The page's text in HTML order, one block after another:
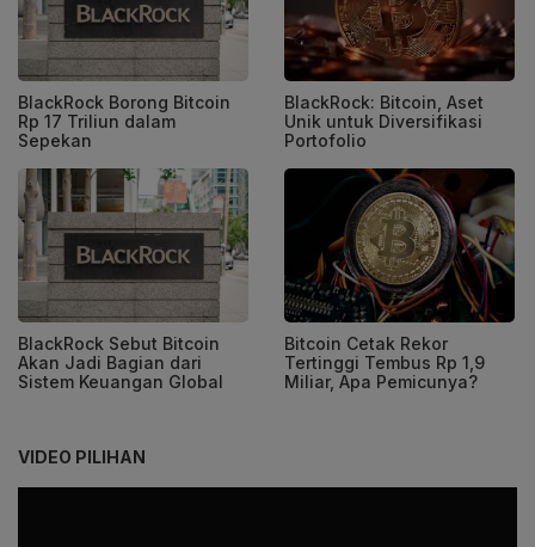
BlackRock Borong Bitcoin
Rp 17 Triliun dalam
Sepekan
BlackRock: Bitcoin, Aset
Unik untuk Diversifikasi
Portofolio
BlackRock Sebut Bitcoin
Akan Jadi Bagian dari
Sistem Keuangan Global
Bitcoin Cetak Rekor
Tertinggi Tembus Rp 1,9
Miliar, Apa Pemicunya?
VIDEO PILIHAN